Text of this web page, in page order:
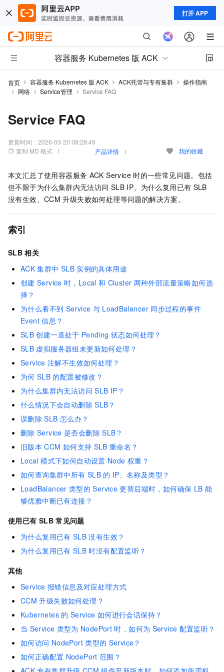
打开 APP
容器服务 Kubernetes 版 ACK
首页 容器服务 Kubernetes 版 ACK ACK托管与专有集群
操作指南
网络
Service管理 Service FAQ
Service FAQ
更新时间： 2026-03-20 08:28:49
复制 MD 格式
产品详情 我的收藏
本文汇总了使用容器服务 ACK Service 时的一些常见问题。包括
但不限于为什么集群内无法访问 SLB IP、为什么复用已有 SLB
没有生效、CCM 升级失败如何处理等问题的解决方案。
索引
SLB 相关
ACK 集群中 SLB 实例的具体用途
创建 Service 时，Local 和 Cluster 两种外部流量策略如何选
择？
为什么看不到 Service 与 LoadBalancer 同步过程的事件
Event 信息？
SLB 创建一直处于 Pending 状态如何处理？
SLB 虚拟服务器组未更新如何处理？
Service 注解不生效如何处理？
为何 SLB 的配置被修改？
为什么集群内无法访问 SLB IP？
什么情况下会自动删除 SLB？
误删除 SLB 怎么办？
删除 Service 是否会删除 SLB？
旧版本 CCM 如何支持 SLB 重命名？
Local 模式下如何自动设置 Node 权重？
如何查询集群中所有 SLB 的 IP、名称及类型？
LoadBalancer 类型的 Service 更替后端时，如何确保 LB 能
够优雅中断已有连接？
使用已有 SLB 常见问题
为什么复用已有 SLB 没有生效？
为什么复用已有 SLB 时没有配置监听？
其他
Service 报错信息及对应处理方式
CCM 升级失败如何处理？
Kubernetes 的 Service 如何进行会话保持？
当 Service 类型为 NodePort 时，如何为 Service 配置监听？
如何访问 NodePort 类型的 Service？
如何正确配置 NodePort 范围？